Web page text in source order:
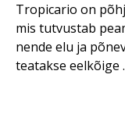
Tropicario on
mis tutvustab
nende elu ja
teatakse eelkõige